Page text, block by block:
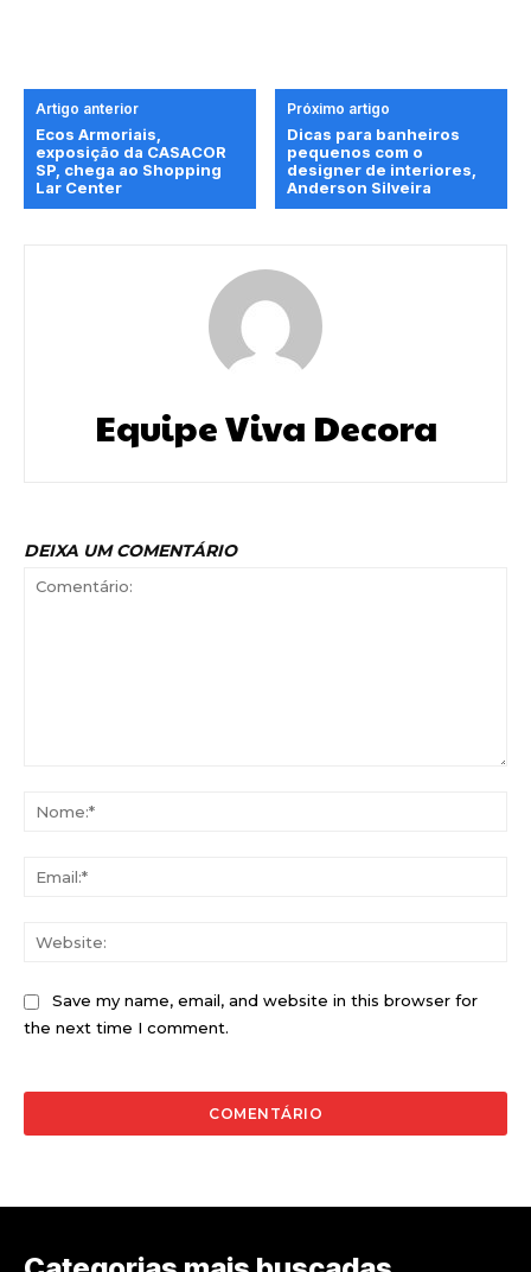
Artigo anterior
Ecos Armoriais,
exposição da CASACOR
SP, chega ao Shopping
Lar Center
Próximo artigo
Dicas para banheiros
pequenos com o
designer de interiores,
Anderson Silveira
Equipe Viva Decora
DEIXA UM COMENTÁRIO
Save my name, email, and website in this browser for
the next time I comment.